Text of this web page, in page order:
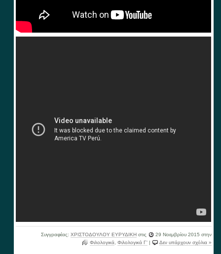
Συγγραφέας: ΧΡΙΣΤΟΔΟΥΛΟΥ ΕΥΡΥΔΙΚΗστις 29 Νοεμβρίου 2015 στην
Φιλολογικά, Φιλολογικά Γ' | Δεν υπάρχουν σχόλια »